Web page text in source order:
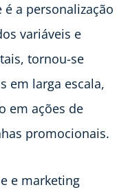
a personalização
variáveis e
tornou-se
em larga escala,
em ações de
promocionais.
e marketing